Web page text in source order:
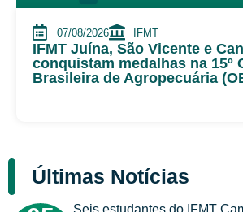
07/08/2026 IFMT
IFMT Juína, São Vicente e
conquistam medalhas na 15º
Brasileira de Agropecuária
Últimas Notícias
Seis estudantes do IFMT